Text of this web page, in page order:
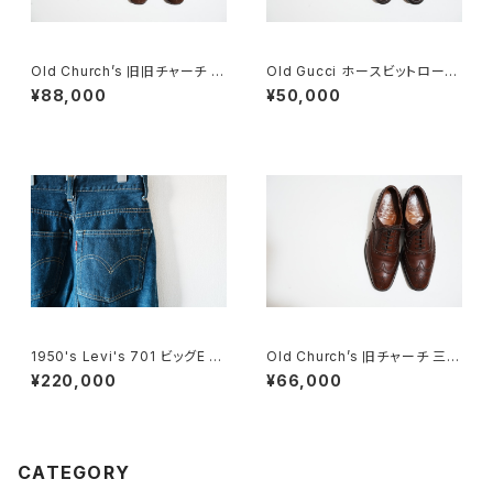
Old Church’s 旧旧チャーチ 二
都市 Buck 85D
¥88,000
Old Gucci ホースビットローフ
ァー 35.5C DB
¥50,000
1950's Levi's 701 ビッグE 2
4×30
¥220,000
Old Church’s 旧チャーチ 三都
市 Chetwynd 85D
¥66,000
CATEGORY